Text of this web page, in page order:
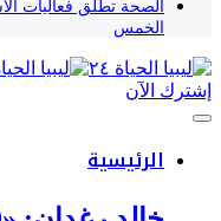
الصحة تطلق فعاليات
الخمس
إشترك الآن
الرئيسية